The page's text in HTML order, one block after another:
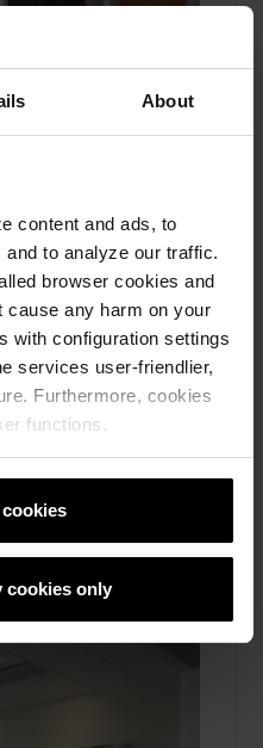
About
content and ads, to
to analyze our traffic.
browser cookies and
cause any harm on your
with configuration settings
services user-friendlier,
Furthermore, cookies
functions.
cookies only
sin position i
fortsätter
i kompetens och
teglets position i